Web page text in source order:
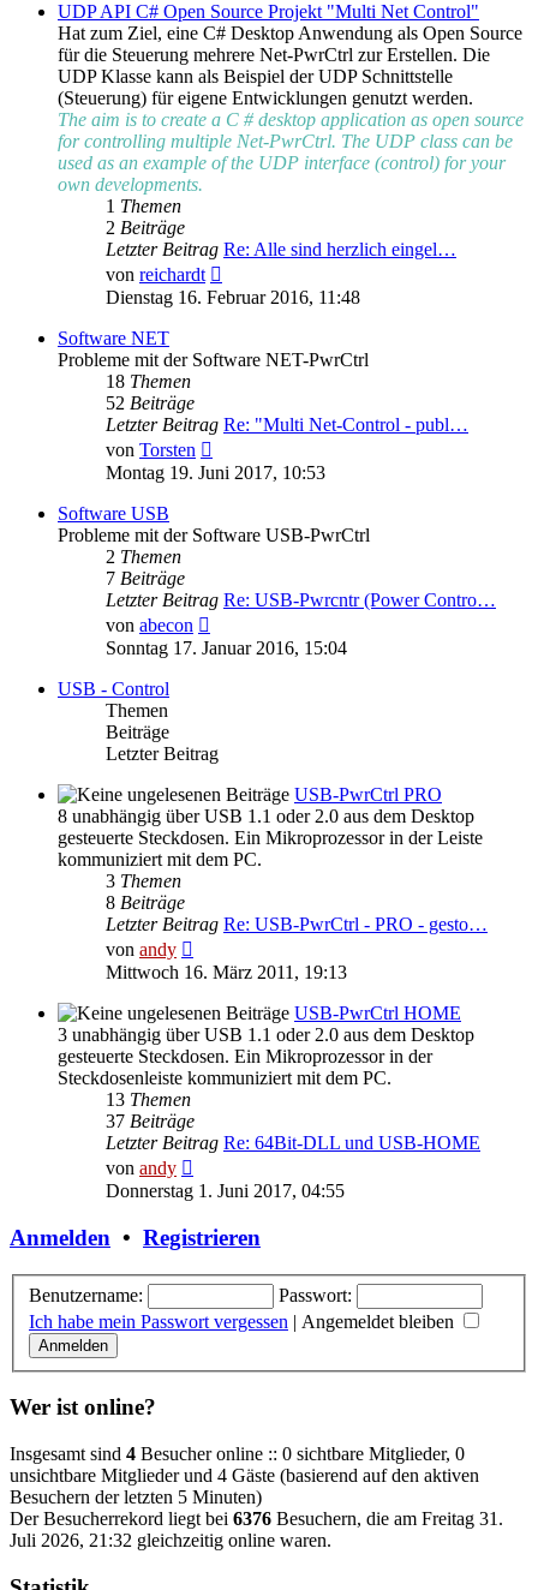
UDP API C# Open Source Projekt "Multi Net Control"
Hat zum Ziel, eine C# Desktop Anwendung als Open Source
für die Steuerung mehrere Net-PwrCtrl zur Erstellen. Die
UDP Klasse kann als Beispiel der UDP Schnittstelle
(Steuerung) für eigene Entwicklungen genutzt werden.
The aim is to create a C # desktop application as open source
for controlling multiple Net-PwrCtrl. The UDP class can be
used as an example of the UDP interface (control) for your
own developments.
1 Themen
2 Beiträge
Letzter Beitrag Re: Alle sind herzlich eingel…
von reichardt
Beitrag
Dienstag 16. Februar 2016, 11:48
Software NET
Probleme mit der Software NET-PwrCtrl
18 Themen
52 Beiträge
Letzter Beitrag Re: "Multi Net-Control - publ…
von Torsten
Beitrag
Montag 19. Juni 2017, 10:53
Software USB
Probleme mit der Software USB-PwrCtrl
2 Themen
7 Beiträge
Letzter Beitrag Re: USB-Pwrcntr (Power Contro…
von abecon
Beitrag
Sonntag 17. Januar 2016, 15:04
USB - Control
Themen
Beiträge
Letzter Beitrag
USB-PwrCtrl PRO
8 unabhängig über USB 1.1 oder 2.0 aus dem Desktop
gesteuerte Steckdosen. Ein Mikroprozessor in der Leiste
kommuniziert mit dem PC.
3 Themen
8 Beiträge
Letzter Beitrag Re: USB-PwrCtrl - PRO - gesto…
von andy
Beitrag
Mittwoch 16. März 2011, 19:13
USB-PwrCtrl HOME
3 unabhängig über USB 1.1 oder 2.0 aus dem Desktop
gesteuerte Steckdosen. Ein Mikroprozessor in der
Steckdosenleiste kommuniziert mit dem PC.
13 Themen
37 Beiträge
Letzter Beitrag Re: 64Bit-DLL und USB-HOME
von andy
Beitrag
Donnerstag 1. Juni 2017, 04:55
Anmelden • Registrieren
Benutzername:
Passwort:
Ich habe mein Passwort vergessen | Angemeldet bleiben
Wer ist online?
Insgesamt sind 4 Besucher online :: 0 sichtbare Mitglieder, 0
unsichtbare Mitglieder und 4 Gäste (basierend auf den aktiven
Besuchern der letzten 5 Minuten)
Der Besucherrekord liegt bei 6376 Besuchern, die am Freitag 31.
Juli 2026, 21:32 gleichzeitig online waren.